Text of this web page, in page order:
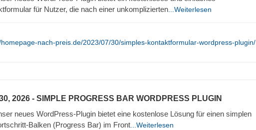
für Nutzer, die nach einer unkomplizierten ...Weiterlesen
nach-preis.de/2023/07/30/simples-kontaktformular-wordpress-plugin/
2026 - SIMPLE PROGRESS BAR WORDPRESS PLUGIN
neues WordPress-Plugin bietet eine kostenlose Lösung für einen simplen
Balken (Progress Bar) im Front ...Weiterlesen